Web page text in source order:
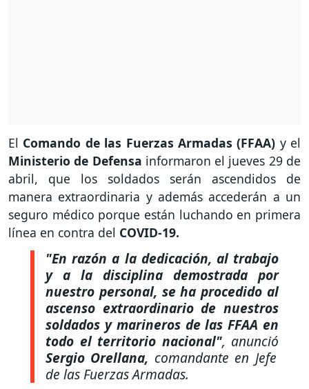
El Comando de las Fuerzas Armadas (FFAA) y el
Ministerio de Defensa informaron el jueves 29 de
abril, que los soldados serán ascendidos de
manera extraordinaria y además accederán a un
seguro médico porque están luchando en primera
línea en contra del COVID-19.
"En razón a la dedicación, al trabajo
y a la disciplina demostrada por
nuestro personal, se ha procedido al
ascenso extraordinario de nuestros
soldados y marineros de las FFAA en
todo el territorio nacional", anunció
Sergio Orellana, comandante en Jefe
de las Fuerzas Armadas.